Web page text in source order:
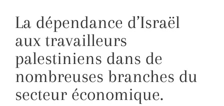
La dépendance d’Israël
aux travailleurs
palestiniens dans de
nombreuses branches du
secteur économique.